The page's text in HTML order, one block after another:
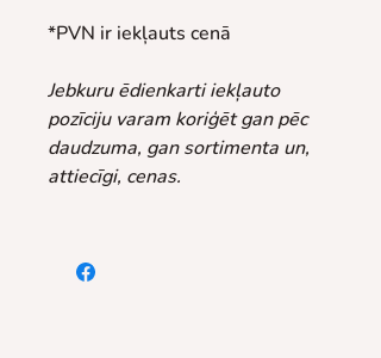
*PVN ir iekļauts cenā
Jebkuru ēdienkarti iekļauto
pozīciju varam koriģēt gan pēc
daudzuma, gan sortimenta un,
attiecīgi, cenas.